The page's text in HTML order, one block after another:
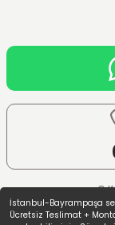
İstanbul-Bayrampaşa
Ücretsiz Teslimat +
©